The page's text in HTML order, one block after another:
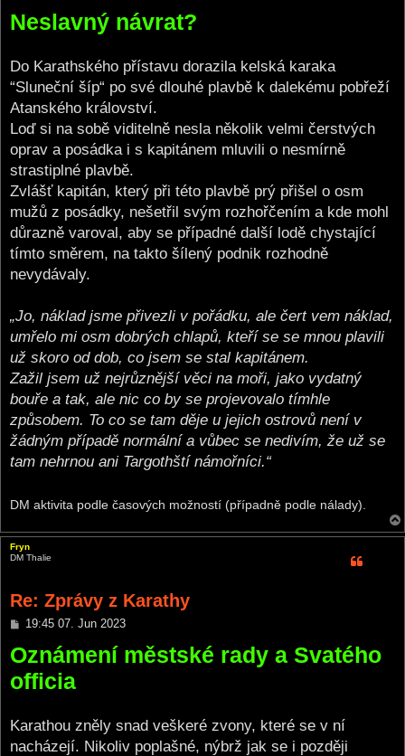
s
t
Neslavný návrat?
Do Karathského přístavu dorazila kelská karaka
“Sluneční šíp“ po své dlouhé plavbě k dalekému pobřeží
Atanského království.
Loď si na sobě viditelně nesla několik velmi čerstvých
oprav a posádka i s kapitánem mluvili o nesmírně
strastiplné plavbě.
Zvlášť kapitán, který při této plavbě prý přišel o osm
mužů z posádky, nešetřil svým rozhořčením a kde mohl
důrazně varoval, aby se případné další lodě chystající
tímto směrem, na takto šílený podnik rozhodně
nevydávaly.
„Jo, náklad jsme přivezli v pořádku, ale čert vem náklad,
umřelo mi osm dobrých chlapů, kteří se se mnou plavili
už skoro od dob, co jsem se stal kapitánem.
Zažil jsem už nejrůznější věci na moři, jako vydatný
bouře a tak, ale nic co by se projevovalo tímhle
způsobem. To co se tam děje u jejich ostrovů není v
žádným případě normální a vůbec se nedivím, že už se
tam nehrnou ani Targothští námořníci.“
DM aktivita podle časových možností (případně podle nálady).
Fryn
DM Thalie
Re: Zprávy z Karathy
P
s
t
19:45 07. Jun 2023
Oznámení městské rady a Svatého
officia
Karathou zněly snad veškeré zvony, které se v ní
nacházejí. Nikoliv poplašné, nýbrž jak se i později